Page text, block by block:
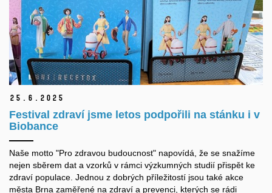
25. 6. 2025
Festival zdraví jsme letos podpořili na stánku i v
Biobance
Naše motto "Pro zdravou budoucnost" napovídá, že se snažíme
nejen sběrem dat a vzorků v rámci výzkumných studií přispět ke
zdraví populace. Jednou z dobrých příležitostí jsou také akce
města Brna zaměřené na zdraví a prevenci, kterých se rádi